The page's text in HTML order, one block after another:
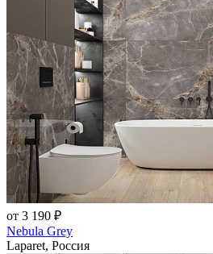
от 3 190 ₽
Nebula Grey
Laparet, Россия